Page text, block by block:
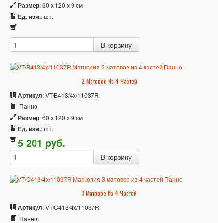
Размер: 60 x 120 x 9 см
Ед. изм.: шт.
2 Матовое Из 4 Частей
Артикул: VT/B413/4x/11037R
Панно
Размер: 60 x 120 x 9 см
Ед. изм.: шт.
5 201 pуб.
3 Матовое Из 4 Частей
Артикул: VT/C413/4x/11037R
Панно